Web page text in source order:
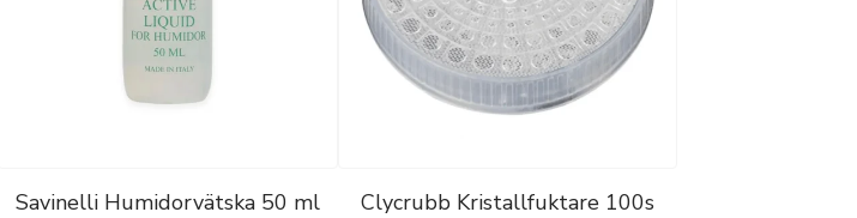
Savinelli Humidorvätska 50 ml Clycrubb Kristallfuktare 100s